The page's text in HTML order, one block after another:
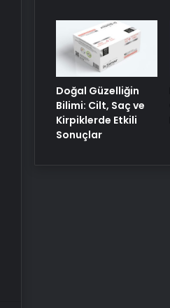
Doğal Güzelliğin
Bilimi: Cilt, Saç ve
Kirpiklerde Etkili
Sonuçlar